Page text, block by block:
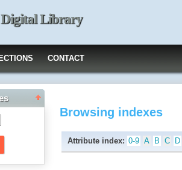
Library
CONTACT
Browsing indexes
Attribute index: 0-9 A B C D